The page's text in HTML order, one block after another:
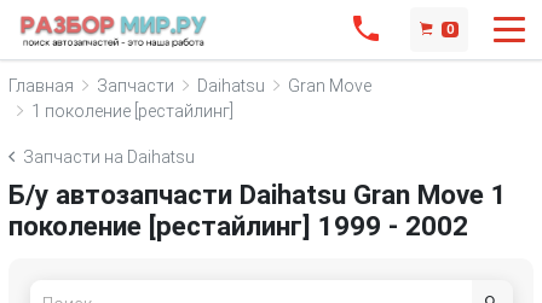
0
Главная Запчасти Daihatsu
Gran Move
1 поколение [рестайлинг]
Запчасти на Daihatsu
Б/у автозапчасти Daihatsu Gran Move 1
поколение [рестайлинг] 1999 - 2002